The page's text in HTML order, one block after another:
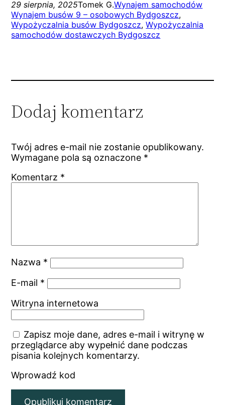
29 sierpnia, 2025Tomek G.Wynajem samochodów
Wynajem busów 9 – osobowych Bydgoszcz
Wypożyczalnia busów Bydgoszcz, Wypożyczalnia
samochodów dostawczych Bydgoszcz
Dodaj komentarz
Twój adres e-mail nie zostanie opublikowany.
Wymagane pola są oznaczone *
Komentarz *
Nazwa *
E-mail *
Witryna internetowa
Zapisz moje dane, adres e-mail i witrynę w
przeglądarce aby wypełnić dane podczas
pisania kolejnych komentarzy.
Wprowadź kod